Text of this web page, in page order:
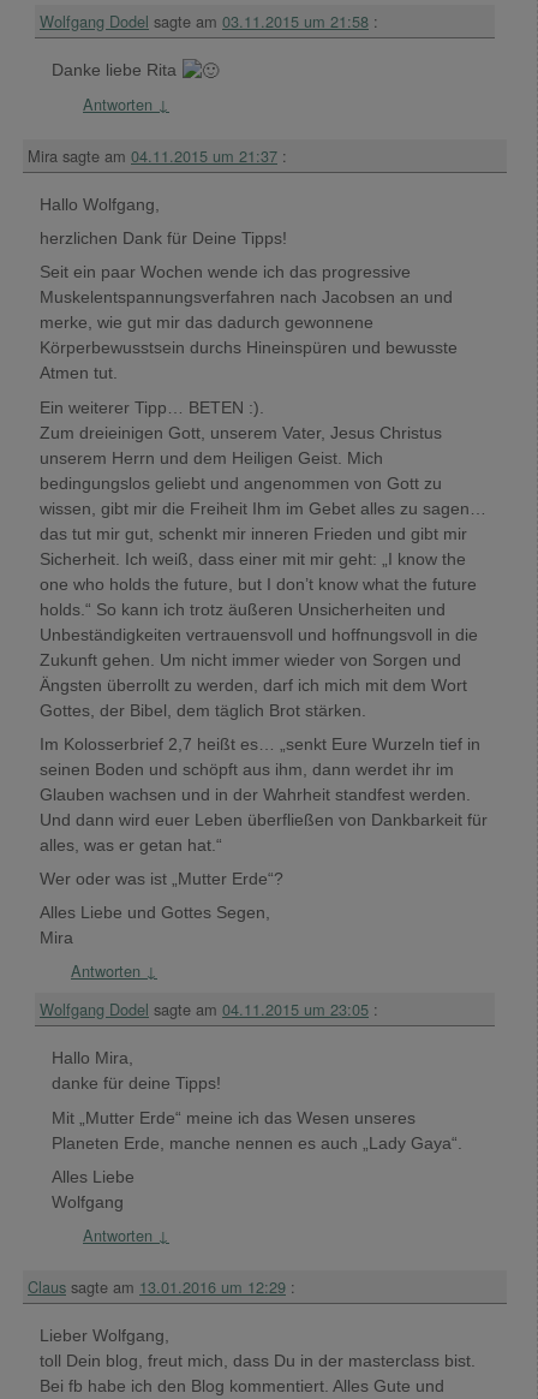
Wolfgang Dodel sagte am 03.11.2015 um 21:58 :
Danke liebe Rita
Antworten ↓
Mira sagte am 04.11.2015 um 21:37 :
Hallo Wolfgang,
herzlichen Dank für Deine Tipps!
Seit ein paar Wochen wende ich das progressive
Muskelentspannungsverfahren nach Jacobsen an und
merke, wie gut mir das dadurch gewonnene
Körperbewusstsein durchs Hineinspüren und bewusste
Atmen tut.
Ein weiterer Tipp… BETEN :).
Zum dreieinigen Gott, unserem Vater, Jesus Christus
unserem Herrn und dem Heiligen Geist. Mich
bedingungslos geliebt und angenommen von Gott zu
wissen, gibt mir die Freiheit Ihm im Gebet alles zu sagen…
das tut mir gut, schenkt mir inneren Frieden und gibt mir
Sicherheit. Ich weiß, dass einer mit mir geht: „I know the
one who holds the future, but I don’t know what the future
holds.“ So kann ich trotz äußeren Unsicherheiten und
Unbeständigkeiten vertrauensvoll und hoffnungsvoll in die
Zukunft gehen. Um nicht immer wieder von Sorgen und
Ängsten überrollt zu werden, darf ich mich mit dem Wort
Gottes, der Bibel, dem täglich Brot stärken.
Im Kolosserbrief 2,7 heißt es… „senkt Eure Wurzeln tief in
seinen Boden und schöpft aus ihm, dann werdet ihr im
Glauben wachsen und in der Wahrheit standfest werden.
Und dann wird euer Leben überfließen von Dankbarkeit für
alles, was er getan hat.“
Wer oder was ist „Mutter Erde“?
Alles Liebe und Gottes Segen,
Mira
Antworten ↓
Wolfgang Dodel sagte am 04.11.2015 um 23:05 :
Hallo Mira,
danke für deine Tipps!
Mit „Mutter Erde“ meine ich das Wesen unseres
Planeten Erde, manche nennen es auch „Lady Gaya“.
Alles Liebe
Wolfgang
Antworten ↓
Claus sagte am 13.01.2016 um 12:29 :
Lieber Wolfgang,
toll Dein blog, freut mich, dass Du in der masterclass bist.
Bei fb habe ich den Blog kommentiert. Alles Gute und